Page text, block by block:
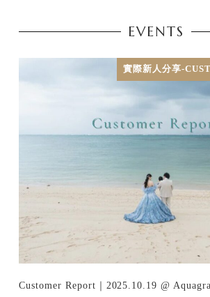
EVENTS
實際新人分享-
Customer Report｜2025.10.19 @